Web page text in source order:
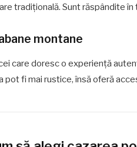
tradițională. Sunt răspândite
montane
care doresc o experiență
pot fi mai rustice, însă oferă